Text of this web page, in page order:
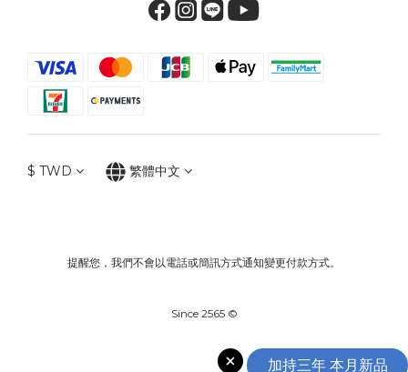
$ TWD 繁體中文
提醒您，我們不會以電話或簡訊方式通知變更付款方式。
Since 2565 ©